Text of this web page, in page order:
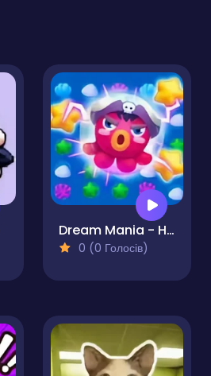
Dream Mania - Happy Match
0 (0 Голосів)